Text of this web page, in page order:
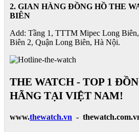
2. GIAN HÀNG ĐỒNG HỒ THE
BIÊN
Add: Tầng 1, TTTM Mipec Long
Biên 2, Quận Long Biên, Hà Nội.
THE WATCH - TOP 1
HÃNG TẠI VIỆT NAM!
www.thewatch.vn -